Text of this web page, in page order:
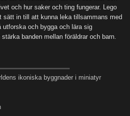
och hur saker och ting fungerar. Lego
sätt in till att kunna leka tillsammans med
utforska och bygga och lära sig
banden mellan föräldrar och barn.
ikoniska byggnader i miniatyr